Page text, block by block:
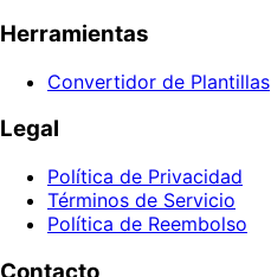
Herramientas
Convertidor de Plantillas
Legal
Política de Privacidad
Términos de Servicio
Política de Reembolso
Contacto